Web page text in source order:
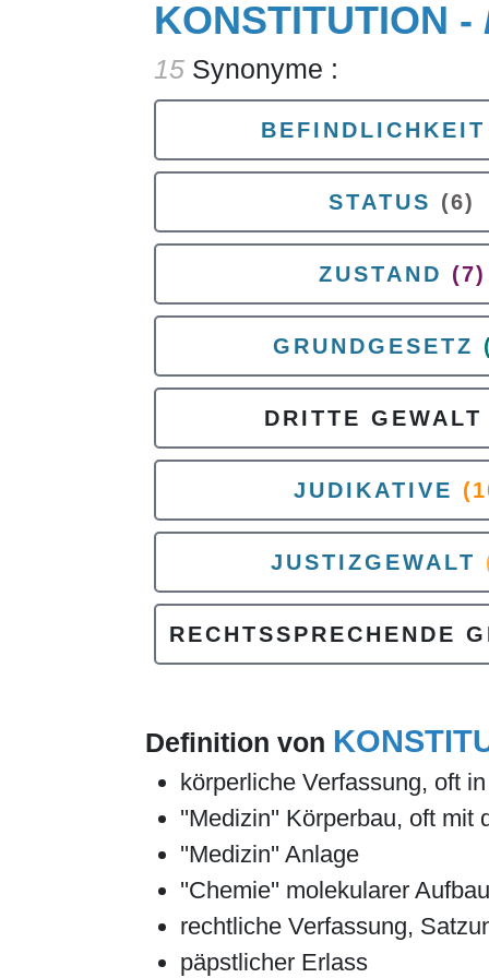
KONSTITUTION -
15 Synonyme :
BEFINDLICHKEIT
STATUS (6)
ZUSTAND (7)
GRUNDGESETZ
DRITTE GEWALT
JUDIKATIVE
JUSTIZGEWALT
RECHTSSPRECHENDE
Definition von
körperliche Verfassung, oft
''Medizin'' Körperbau, oft mit
''Medizin'' Anlage
''Chemie'' molekularer
rechtliche Verfassung,
päpstlicher Erlass